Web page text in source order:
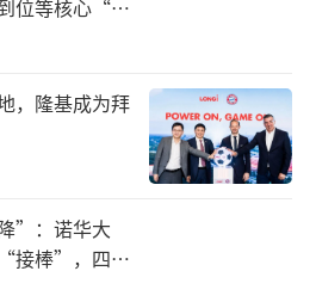
法，我们的药物针对不同
开发差异化的双特异性药
驱动途径的靶向结合起
为强烈瘙痒相关的皮肤发
方案。”
自免领域在一天内完成两
位等核心“痛
，隆基成为拜
”：诺华大
接棒”，四大